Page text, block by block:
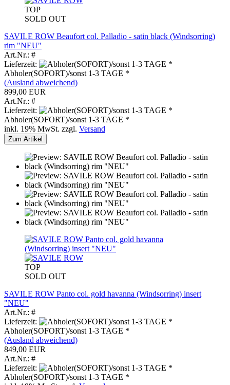
TOP
SOLD OUT
SAVILE ROW Beaufort col. Palladio - satin black (Windsorring)
rim "NEU"
Art.Nr.: #
Lieferzeit:
Abholer(SOFORT)/sonst 1-3 TAGE *
(Ausland abweichend)
899,00 EUR
Art.Nr.: #
Lieferzeit:
Abholer(SOFORT)/sonst 1-3 TAGE *
inkl. 19% MwSt. zzgl. Versand
Zum Artikel
TOP
SOLD OUT
SAVILE ROW Panto col. gold havanna (Windsorring) insert
"NEU"
Art.Nr.: #
Lieferzeit:
Abholer(SOFORT)/sonst 1-3 TAGE *
(Ausland abweichend)
849,00 EUR
Art.Nr.: #
Lieferzeit:
Abholer(SOFORT)/sonst 1-3 TAGE *